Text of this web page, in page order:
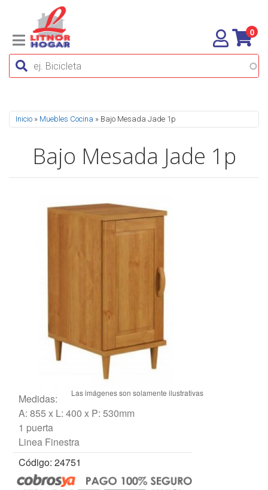
0
Se encuentra usted aquí
Inicio » Muebles Cocina » Bajo Mesada Jade 1p
Bajo Mesada Jade 1p
Medidas:
A: 855 x L: 400 x P: 530mm
1 puerta
Linea Finestra
Código: 24751